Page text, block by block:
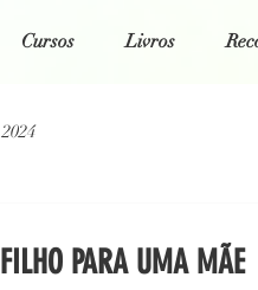
Cursos Livros
PARA UMA MÃE